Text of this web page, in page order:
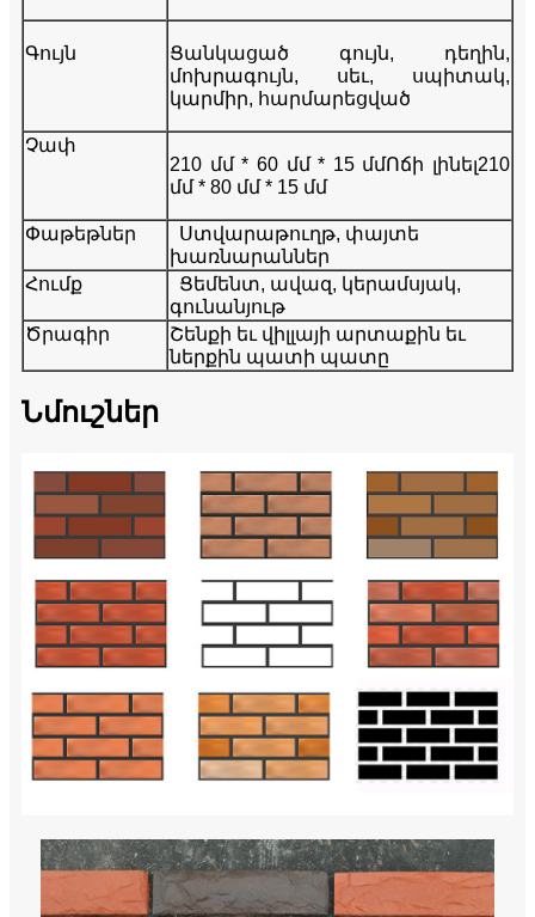
Գույն
Ցանկացած գույն, դեղին,
մոխրագույն, սեւ, սպիտակ,
կարմիր, հարմարեցված
Չափ
210 մմ * 60 մմ * 15 մմՈճի լինել210
մմ * 80 մմ * 15 մմ
Փաթեթներ
Ստվարաթուղթ, փայտե
խառնարաններ
Հումք
Ցեմենտ, ավազ, կերամսյակ,
գունանյութ
Ծրագիր
Շենքի եւ վիլլայի արտաքին եւ
ներքին պատի պատը
Նմուշներ